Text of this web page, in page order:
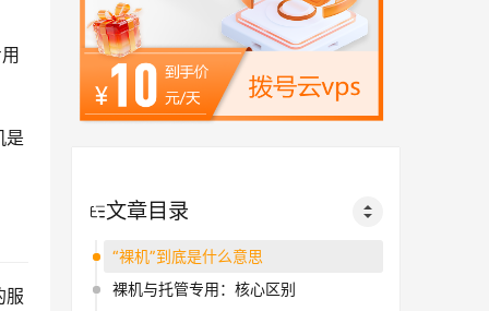
是
服
文章目录
“裸机”到底是什么意思
裸机与托管专用：核心区别